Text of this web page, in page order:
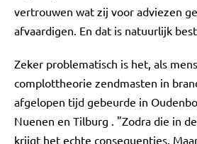
vertrouwen wat zij voor adviezen
afvaardigen. En dat is natuurlijk
Zeker problematisch is het, als
complottheorie zendmasten in
afgelopen tijd gebeurde in
Nuenen en Tilburg . "Zodra die in
krijgt het echte consequenties.